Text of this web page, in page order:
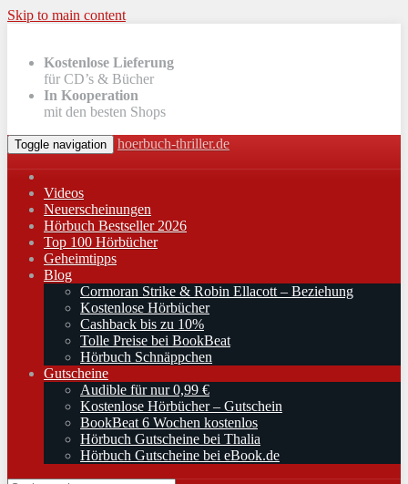
Skip to main content
Kostenlose Lieferung
für CD’s & Bücher
In Kooperation
mit den besten Shops
Toggle navigation hoerbuch-thriller.de
Videos
Neuerscheinungen
Hörbuch Bestseller 2026
Top 100 Hörbücher
Geheimtipps
Blog
Cormoran Strike & Robin Ellacott – Beziehung
Kostenlose Hörbücher
Cashback bis zu 10%
Tolle Preise bei BookBeat
Hörbuch Schnäppchen
Gutscheine
Audible für nur 0,99 €
Kostenlose Hörbücher – Gutschein
BookBeat 6 Wochen kostenlos
Hörbuch Gutscheine bei Thalia
Hörbuch Gutscheine bei eBook.de